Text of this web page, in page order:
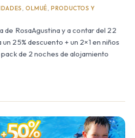
,OLMUÉ ,PRODUCTOS Y
de RosaAgustina y a contar del 22
25% descuento + un 2×1 en niños
de 2 noches de alojamiento